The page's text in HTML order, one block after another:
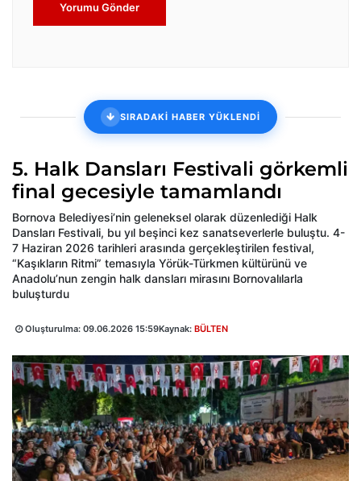
Yorumu Gönder
SIRADAKİ HABER YÜKLENDİ
5. Halk Dansları Festivali görkemli
final gecesiyle tamamlandı
Bornova Belediyesi’nin geleneksel olarak düzenlediği Halk
Dansları Festivali, bu yıl beşinci kez sanatseverlerle buluştu. 4-
7 Haziran 2026 tarihleri arasında gerçekleştirilen festival,
“Kaşıkların Ritmi” temasıyla Yörük-Türkmen kültürünü ve
Anadolu’nun zengin halk dansları mirasını Bornovalılarla
buluşturdu
Oluşturulma: 09.06.2026 15:59Kaynak: BÜLTEN